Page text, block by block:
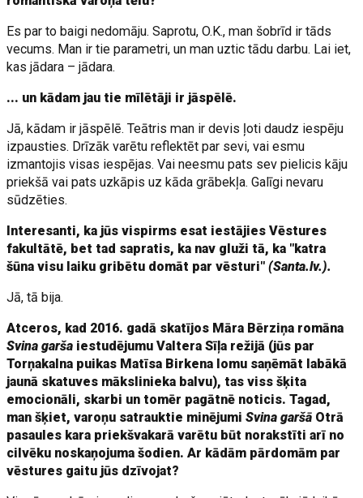
Es par to baigi nedomāju. Saprotu, O.K., man šobrīd ir tāds
vecums. Man ir tie parametri, un man uztic tādu darbu. Lai iet,
kas jādara – jādara.
... un kādam jau tie mīlētāji ir jāspēlē.
Jā, kādam ir jāspēlē. Teātris man ir devis ļoti daudz iespēju
izpausties. Drīzāk varētu reflektēt par sevi, vai esmu
izmantojis visas iespējas. Vai neesmu pats sev pielicis kāju
priekšā vai pats uzkāpis uz kāda grābekļa. Galīgi nevaru
sūdzēties.
Interesanti, ka jūs vispirms esat iestājies Vēstures
fakultātē, bet tad sapratis, ka nav gluži tā, ka "katra
šūna visu laiku gribētu domāt par vēsturi" (Santa.lv.).
Jā, tā bija.
Atceros, kad 2016. gadā skatījos Māra Bērziņa romāna
Svina garša iestudējumu Valtera Sīļa režijā (jūs par
Torņakalna puikas Matīsa Birkena lomu saņēmāt labākā
jaunā skatuves mākslinieka balvu), tas viss šķita
emocionāli, skarbi un tomēr pagātnē noticis. Tagad,
man šķiet, varoņu satrauktie minējumiSvina garšā Otrā
pasaules kara priekšvakarā varētu būt norakstīti arī no
cilvēku noskaņojuma šodien. Ar kādām pārdomām par
vēstures gaitu jūs dzīvojat?